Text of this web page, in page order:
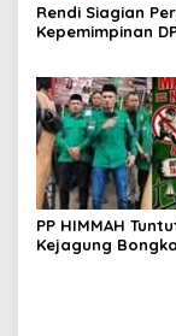
Rendi Siagian
Kepemimpinan
Sembiring
PP HIMMAH
Kejagung